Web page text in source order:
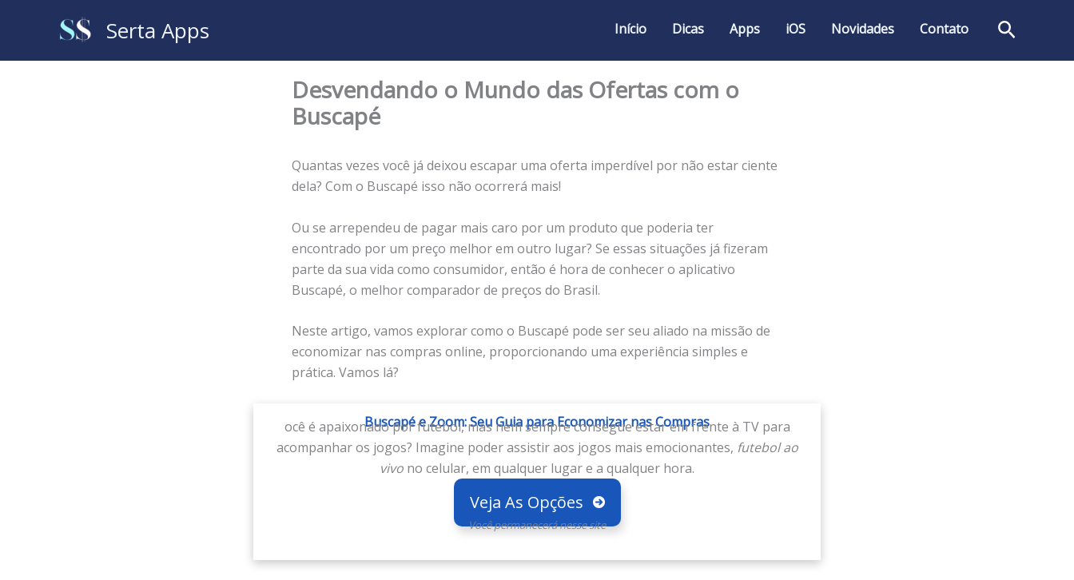
Serta Apps Início Dicas Apps iOS Novidades Contato
Desvendando o Mundo das Ofertas com o
Buscapé
Quantas vezes você já deixou escapar uma oferta imperdível por não estar ciente
dela? Com o Buscapé isso não ocorrerá mais!
Ou se arrependeu de pagar mais caro por um produto que poderia ter
encontrado por um preço melhor em outro lugar? Se essas situações já fizeram
parte da sua vida como consumidor, então é hora de conhecer o aplicativo
Buscapé, o melhor comparador de preços do Brasil.
Neste artigo, vamos explorar como o Buscapé pode ser seu aliado na missão de
economizar nas compras online, proporcionando uma experiência simples e
prática. Vamos lá?
Buscapé e Zoom: Seu Guia para Economizar nas Compras
ocê é apaixonado por futebol, mas nem sempre consegue estar em frente à TV para
acompanhar os jogos? Imagine poder assistir aos jogos mais emocionantes, futebol ao
vivo no celular, em qualquer lugar e a qualquer hora.
Veja As Opções
Você permanecerá nesse site